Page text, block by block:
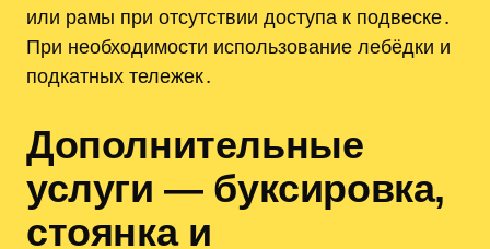
или рамы при отсутствии доступа к подвеске․
При необходимости использование лебёдки и
подкатных тележек․
Дополнительные
услуги — буксировка,
стоянка и